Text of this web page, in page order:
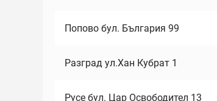
Попово бул. България 99
Разград ул.Хан Кубрат 1
Русе бул. Цар Освободител 13